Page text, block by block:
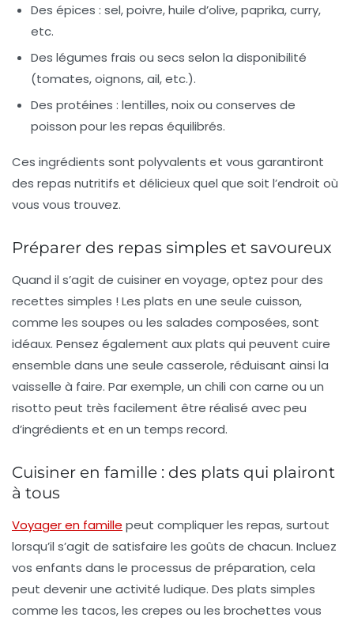
Des épices : sel, poivre, huile d’olive, paprika, curry,
etc.
Des légumes frais ou secs selon la disponibilité
(tomates, oignons, ail, etc.).
Des protéines : lentilles, noix ou conserves de
poisson pour les repas équilibrés.
Ces ingrédients sont polyvalents et vous garantiront
des repas nutritifs et délicieux quel que soit l’endroit où
vous vous trouvez.
Préparer des repas simples et savoureux
Quand il s’agit de cuisiner en voyage, optez pour des
recettes simples ! Les plats en une seule cuisson,
comme les soupes ou les salades composées, sont
idéaux. Pensez également aux plats qui peuvent cuire
ensemble dans une seule casserole, réduisant ainsi la
vaisselle à faire. Par exemple, un chili con carne ou un
risotto peut très facilement être réalisé avec peu
d’ingrédients et en un temps record.
Cuisiner en famille : des plats qui plairont
à tous
Voyager en famille peut compliquer les repas, surtout
lorsqu’il s’agit de satisfaire les goûts de chacun. Incluez
vos enfants dans le processus de préparation, cela
peut devenir une activité ludique. Des plats simples
comme les tacos, les crepes ou les brochettes vous